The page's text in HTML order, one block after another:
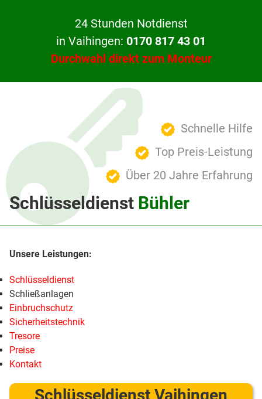
24 Stunden Notdienst
in Vaihingen: 0170 817 43 01
Durchwahl direkt zum Monteur
Schnelle Hilfe
Top Preis-Leistung
Über 20 Jahre Erfahrung
Schlüsseldienst Bühler
Schlüsseldienst
Schließanlagen
Einbruchschutz
Sicherheitstechnik
Tresore
Preise
Kontakt